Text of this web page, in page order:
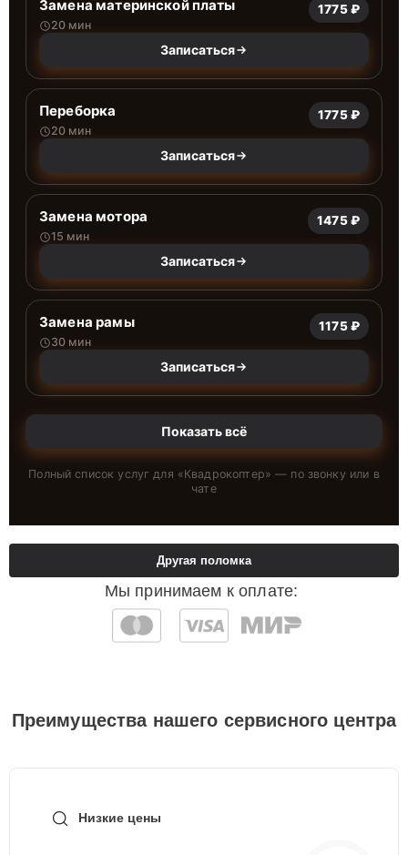
Замена материнской платы
20 мин
1775 ₽
Записаться
Переборка
20 мин
1775 ₽
Записаться
Замена мотора
15 мин
1475 ₽
Записаться
Замена рамы
30 мин
1175 ₽
Записаться
Показать всё
Полный список услуг для «Квадрокоптер» — по звонку или в
чате
Мы принимаем к оплате:
Другая поломка
Преимущества нашего сервисного центра
Низкие цены